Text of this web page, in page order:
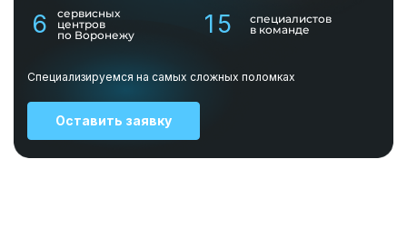
6
сервисных
центров
по Воронежу
15
специалистов
в команде
Специализируемся на самых сложных поломках
Оставить заявку